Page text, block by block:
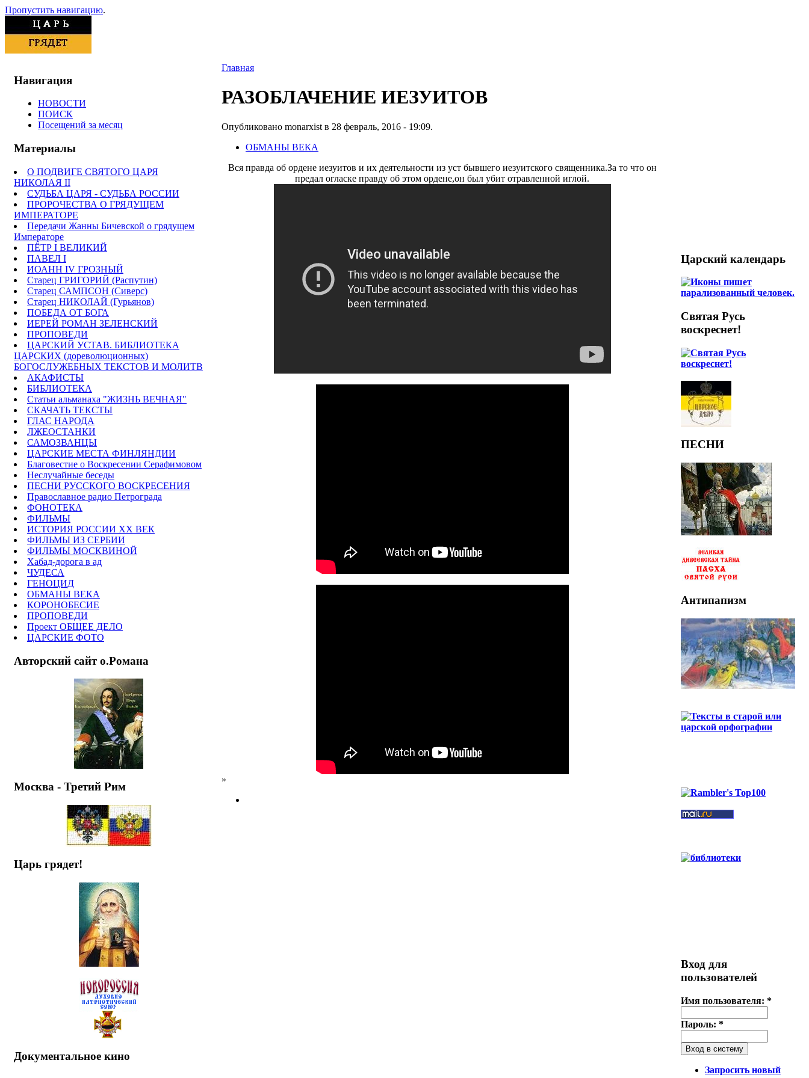
Пропустить навигацию.
Навигация
НОВОСТИ
ПОИСК
Посещений за месяц
Материалы
О ПОДВИГЕ СВЯТОГО ЦАРЯ
НИКОЛАЯ II
СУДЬБА ЦАРЯ - СУДЬБА РОССИИ
ПРОРОЧЕСТВА О ГРЯДУЩЕМ
ИМПЕРАТОРЕ
Передачи Жанны Бичевской о грядущем
Императоре
ПЁТР I ВЕЛИКИЙ
ПАВЕЛ I
ИОАНН IV ГРОЗНЫЙ
Старец ГРИГОРИЙ (Распутин)
Старец САМПСОН (Сиверс)
Старец НИКОЛАЙ (Гурьянов)
ПОБЕДА ОТ БОГА
ИЕРЕЙ РОМАН ЗЕЛЕНСКИЙ
ПРОПОВЕДИ
ЦАРСКИЙ УСТАВ. БИБЛИОТЕКА
ЦАРСКИХ (дореволюционных)
БОГОСЛУЖЕБНЫХ ТЕКСТОВ И МОЛИТВ
АКАФИСТЫ
БИБЛИОТЕКА
Статьи альманаха "ЖИЗНЬ ВЕЧНАЯ"
СКАЧАТЬ ТЕКСТЫ
ГЛАС НАРОДА
ЛЖЕОСТАНКИ
САМОЗВАНЦЫ
ЦАРСКИЕ МЕСТА ФИНЛЯНДИИ
Благовестие о Воскресении Серафимовом
Неслучайные беседы
ПЕСНИ РУССКОГО ВОСКРЕСЕНИЯ
Православное радио Петрограда
ФОНОТЕКА
ФИЛЬМЫ
ИСТОРИЯ РОССИИ ХХ ВЕК
ФИЛЬМЫ ИЗ СЕРБИИ
ФИЛЬМЫ МОСКВИНОЙ
Хабад-дорога в ад
ЧУДЕСА
ГЕНОЦИД
ОБМАНЫ ВЕКА
КОРОНОБЕСИЕ
ПРОПОВЕДИ
Проект ОБЩЕЕ ДЕЛО
ЦАРСКИЕ ФОТО
Авторский сайт о.Романа
Москва - Третий Рим
Царь грядет!
Документальное кино
Главная
РАЗОБЛАЧЕНИЕ ИЕЗУИТОВ
Опубликовано monarxist в 28 февраль, 2016 - 19:09.
ОБМАНЫ ВЕКА
Вся правда об ордене иезуитов и их деятельности из уст бывшего иезуитского священника.За то что он
предал огласке правду об этом ордене,он был убит отравленной иглой.
»
Царский календарь
Святая Русь
воскреснет!
ПЕСНИ
Антипапизм
Вход для
пользователей
Имя пользователя: *
Пароль: *
Запросить новый